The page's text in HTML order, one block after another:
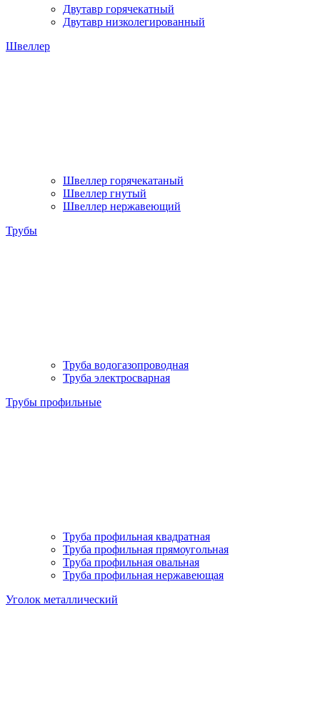
Двутавр горячекатный
Двутавр низколегированный
Швеллер
Швеллер горячекатаный
Швеллер гнутый
Швеллер нержавеющий
Трубы
Труба водогазопроводная
Труба электросварная
Трубы профильные
Труба профильная квадратная
Труба профильная прямоугольная
Труба профильная овальная
Труба профильная нержавеющая
Уголок металлический